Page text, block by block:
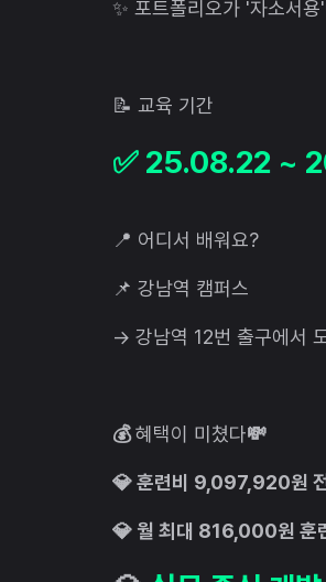
✨ 포트폴리오가 '자소서
📝 교육 기간
✅ 25.08.22 ~
📍 어디서 배워요?
📌 강남역 캠퍼스
→ 강남역 12번 출구에서
💰혜택이 미쳤다💸
💎 훈련비 9,097,920원
💎 월 최대 816,000원 훈